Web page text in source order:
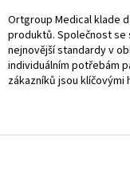
Ortgroup Medical klade
produktů. Společnost
nejnovější standardy v
individuálním potřebám
zákazníků jsou klíčovými